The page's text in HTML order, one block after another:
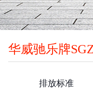
华威驰乐牌
排放标准